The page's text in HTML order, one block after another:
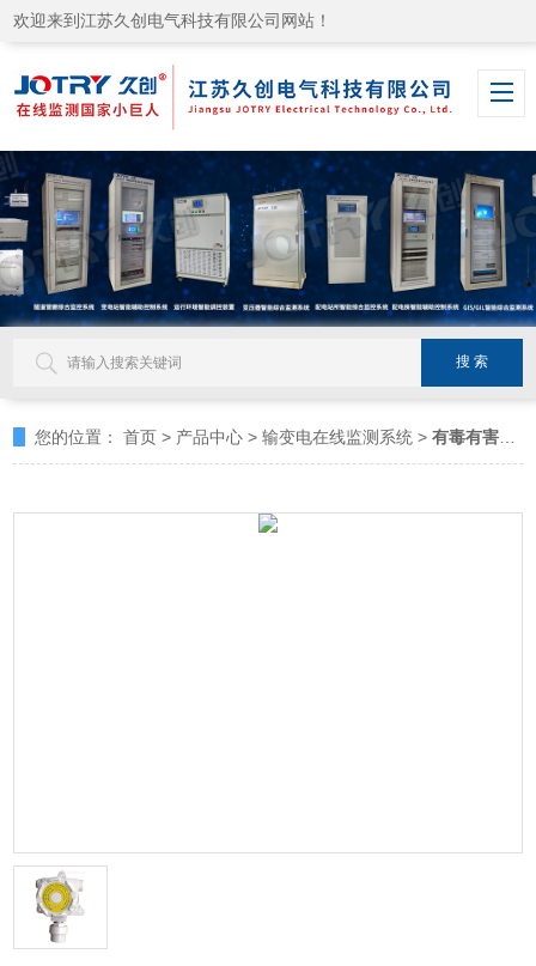
欢迎来到江苏久创电气科技有限公司网站！
您的位置： 首页 > 产品中心 >输变电在线监测系统 >有毒有害气体在线监测系统